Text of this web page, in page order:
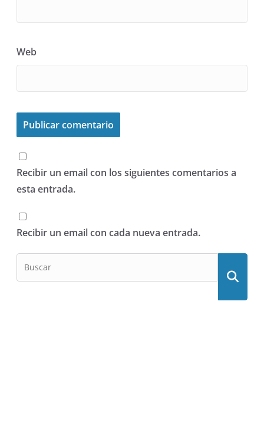
Web
Recibir un email con los siguientes comentarios a
esta entrada.
Recibir un email con cada nueva entrada.